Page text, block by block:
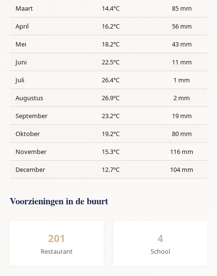
Maart 14.4°C 85 mm
April 16.2°C 56 mm
Mei 18.2°C 43 mm
Juni 22.5°C 11 mm
Juli 26.4°C 1 mm
Augustus 26.9°C 2 mm
September 23.2°C 19 mm
Oktober 19.2°C 80 mm
November 15.3°C 116 mm
December 12.7°C 104 mm
Voorzieningen in de buurt
201
Restaurant
4
School